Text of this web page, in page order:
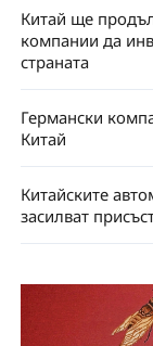
Китай ще
компании да
страната
Германски
Китай
Китайските
засилват